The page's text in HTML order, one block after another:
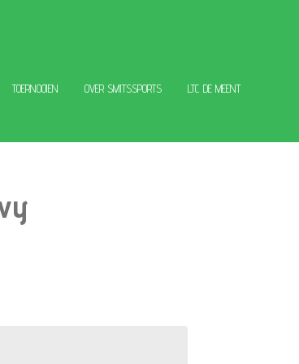
TOERNOOIEN OVER SMITSSPORTS LTC DE MEENT